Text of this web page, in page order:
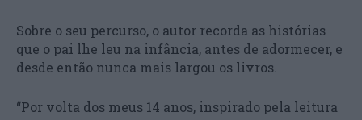
Sobre o seu percurso, o autor recorda as histórias
que o pai lhe leu na infância, antes de adormecer, e
desde então nunca mais largou os livros.
“Por volta dos meus 14 anos, inspirado pela leitura